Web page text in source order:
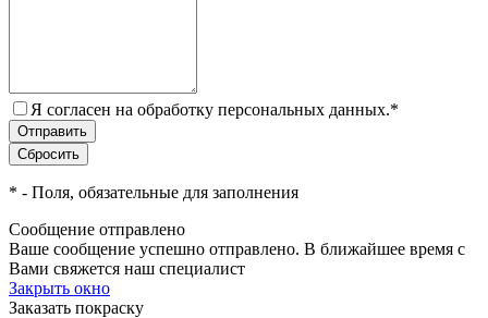
Я согласен на обработку персональных данных.*
* - Поля, обязательные для заполнения
Сообщение отправлено
Ваше сообщение успешно отправлено. В ближайшее время с
Вами свяжется наш специалист
Закрыть окно
Заказать покраску